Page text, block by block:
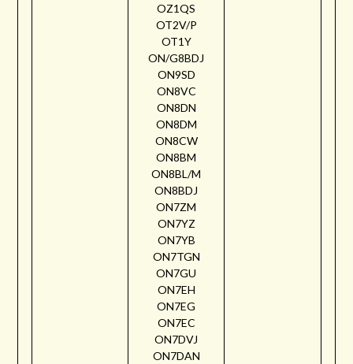
OZ1QS
OT2V/P
OT1Y
ON/G8BDJ
ON9SD
ON8VC
ON8DN
ON8DM
ON8CW
ON8BM
ON8BL/M
ON8BDJ
ON7ZM
ON7YZ
ON7YB
ON7TGN
ON7GU
ON7EH
ON7EG
ON7EC
ON7DVJ
ON7DAN